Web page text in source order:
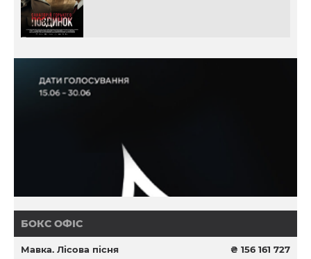
БОКС ОФІС
Мавка. Лісова пісня ₴ 156 161 727